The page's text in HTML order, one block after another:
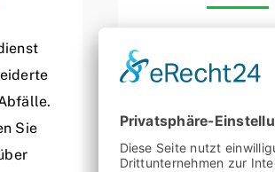
Sie
Aufstellung
Ihnen